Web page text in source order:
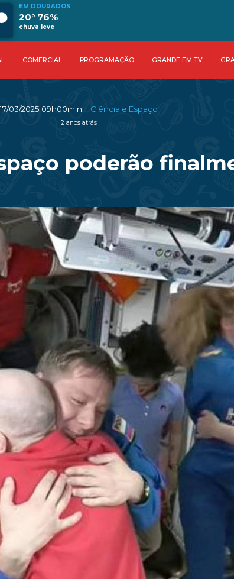
EM DOURADOS
20° 76%
chuva leve
COMERCIAL PROGRAMAÇÃO GRANDE FM TV
17/03/2025 09h00min - Ciência e Espaço
2 anos atrás
poderão